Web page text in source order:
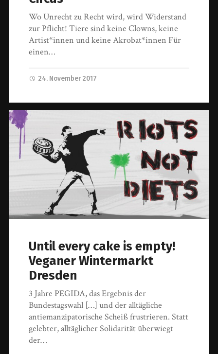
Wo Unrecht zu Recht wird, wird Widerstand
zur Pflicht! Tiere sind keine Clowns, keine
Artist*innen und keine Akrobat*innen Für
einen…
24. November 2017
Until every cake is empty!
Veganer Wintermarkt
Dresden
3 Jahre PEGIDA, das Ergebnis der
Bundestagswahl […] und der alltägliche
antiemanzipatorische Scheiß frustrieren. Statt
gelebter, alltäglicher Solidarität überwiegt
der…